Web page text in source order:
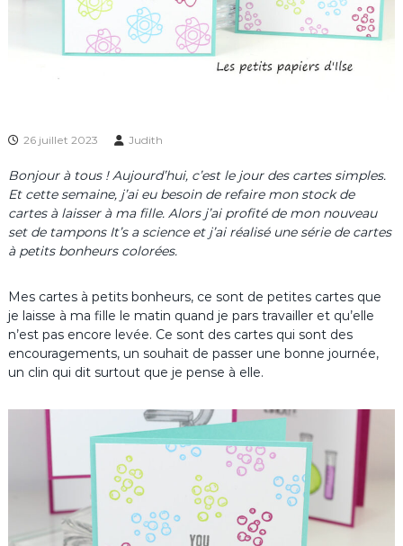
26 juillet 2023 Judith
Bonjour à tous ! Aujourd’hui, c’est le jour des cartes simples.
Et cette semaine, j’ai eu besoin de refaire mon stock de
cartes à laisser à ma fille. Alors j’ai profité de mon nouveau
set de tampons It’s a science et j’ai réalisé une série de cartes
à petits bonheurs colorées.
Mes cartes à petits bonheurs, ce sont de petites cartes que
je laisse à ma fille le matin quand je pars travailler et qu’elle
n’est pas encore levée. Ce sont des cartes qui sont des
encouragements, un souhait de passer une bonne journée,
un clin qui dit surtout que je pense à elle.